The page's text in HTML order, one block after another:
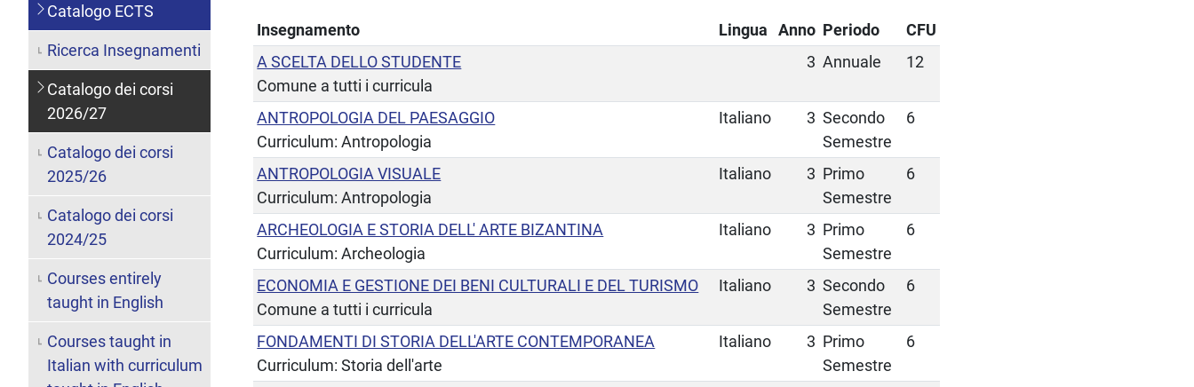
Insegnamento Lingua Anno Periodo
CFU
A SCELTA DELLO STUDENTE
Comune a tutti i curricula
3 Annuale 12
ANTROPOLOGIA DEL PAESAGGIO
Curriculum: Antropologia
Italiano 3 Secondo
Semestre
6
ANTROPOLOGIA VISUALE
Curriculum: Antropologia
Italiano 3 Primo
Semestre
6
ARCHEOLOGIA E STORIA DELL' ARTE BIZANTINA
Curriculum: Archeologia
Italiano 3 Primo
Semestre
6
ECONOMIA E GESTIONE DEI BENI CULTURALI E DEL TURISMO
Comune a tutti i curricula
Italiano 3 Secondo
Semestre
6
FONDAMENTI DI STORIA DELL'ARTE CONTEMPORANEA
Curriculum: Storia dell'arte
Italiano 3 Primo
Semestre
6
Catalogo ECTS
Ricerca Insegnamenti
Catalogo dei corsi
2026/27
Catalogo dei corsi
2025/26
Catalogo dei corsi
2024/25
Courses entirely
taught in English
Courses taught in
Italian with curriculum